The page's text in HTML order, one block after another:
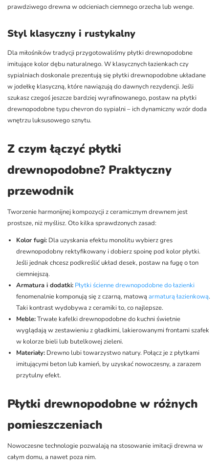
prawdziwego drewna w odcieniach ciemnego orzecha lub wenge.
Styl klasyczny i rustykalny
Dla miłośników tradycji przygotowaliśmy płytki drewnopodobne
imitujące kolor dębu naturalnego. W klasycznych łazienkach czy
sypialniach doskonale prezentują się płytki drewnopodobne układane
w jodełkę klasyczną, które nawiązują do dawnych rezydencji. Jeśli
szukasz czegoś jeszcze bardziej wyrafinowanego, postaw na płytki
drewnopodobne typu chevron do sypialni – ich dynamiczny wzór doda
wnętrzu luksusowego sznytu.
Z czym łączyć płytki
drewnopodobne? Praktyczny
przewodnik
Tworzenie harmonijnej kompozycji z ceramicznym drewnem jest
prostsze, niż myślisz. Oto kilka sprawdzonych zasad:
Kolor fugi: Dla uzyskania efektu monolitu wybierz gres
drewnopodobny rektyfikowany i dobierz spoinę pod kolor płytki.
Jeśli jednak chcesz podkreślić układ desek, postaw na fugę o ton
ciemniejszą.
Armatura i dodatki: Płytki ścienne drewnopodobne do łazienki
fenomenalnie komponują się z czarną, matową armaturą łazienkową.
Taki kontrast wydobywa z ceramiki to, co najlepsze.
Meble:Trwałe kafelki drewnopodobne do kuchni świetnie
wyglądają w zestawieniu z gładkimi, lakierowanymi frontami szafek
w kolorze bieli lub butelkowej zieleni.
Materiały: Drewno lubi towarzystwo natury. Połącz je z płytkami
imitującymi beton lub kamień, by uzyskać nowoczesny, a zarazem
przytulny efekt.
Płytki drewnopodobne w różnych
pomieszczeniach
Nowoczesne technologie pozwalają na stosowanie imitacji drewna w
całym domu, a nawet poza nim.